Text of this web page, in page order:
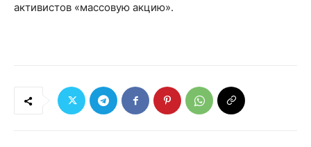
активистов «массовую акцию».